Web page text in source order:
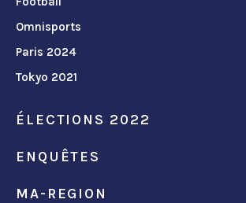
Omnisports
Paris 2024
Tokyo 2021
ÉLECTIONS 2022
ENQUÊTES
MA-REGION